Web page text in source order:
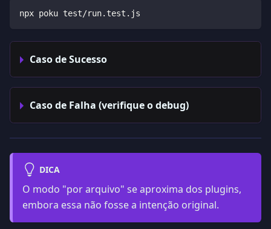
npx poku test/run.test.js
Caso de Sucesso
Caso de Falha (verifique o debug)
DICA
O modo "por arquivo" se aproxima dos plugins,
embora essa não fosse a intenção original.